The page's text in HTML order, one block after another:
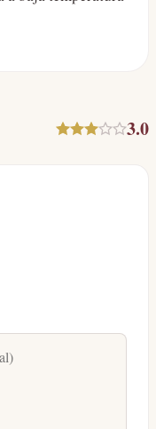
3.0